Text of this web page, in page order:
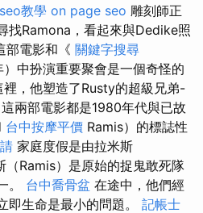
教學 on page seo 雕刻師正
找Ramona，看起來與Dedike照
部電影和《 關鍵字搜尋
中扮演重要聚會是一個奇怪的
裡，他塑造了Rusty的超級兄弟-
這兩部電影都是1980年代與已故
台中按摩平價 Ramis）的標誌性
家庭度假是由拉米斯
（Ramis）是原始的捉鬼敢死隊
。 台中喬骨盆 在途中，他們經
即生命是最小的問題。 記帳士